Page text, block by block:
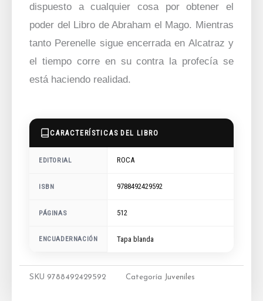
dispuesto a cualquier cosa por obtener el
poder del Libro de Abraham el Mago. Mientras
tanto Perenelle sigue encerrada en Alcatraz y
el tiempo corre en su contra la profecía se
está haciendo realidad.
CARACTERÍSTICAS DEL LIBRO
EDITORIAL ROCA
ISBN 9788492429592
PÁGINAS 512
ENCUADERNACIÓN Tapa blanda
SKU 9788492429592 Categoría Juveniles